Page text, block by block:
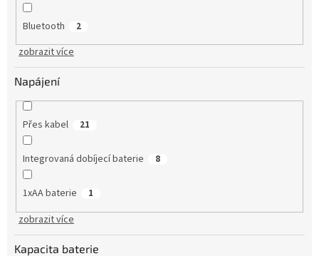
Bluetooth 2
zobrazit více
Napájení
Přes kabel 21
Integrovaná dobíjecí baterie 8
1xAA baterie 1
zobrazit více
Kapacita baterie